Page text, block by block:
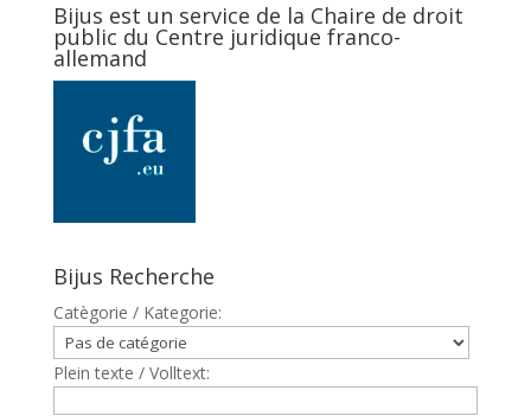
Bijus est un service de la Chaire de droit
public du Centre juridique franco-
allemand
Bijus Recherche
Catègorie / Kategorie:
Plein texte / Volltext: